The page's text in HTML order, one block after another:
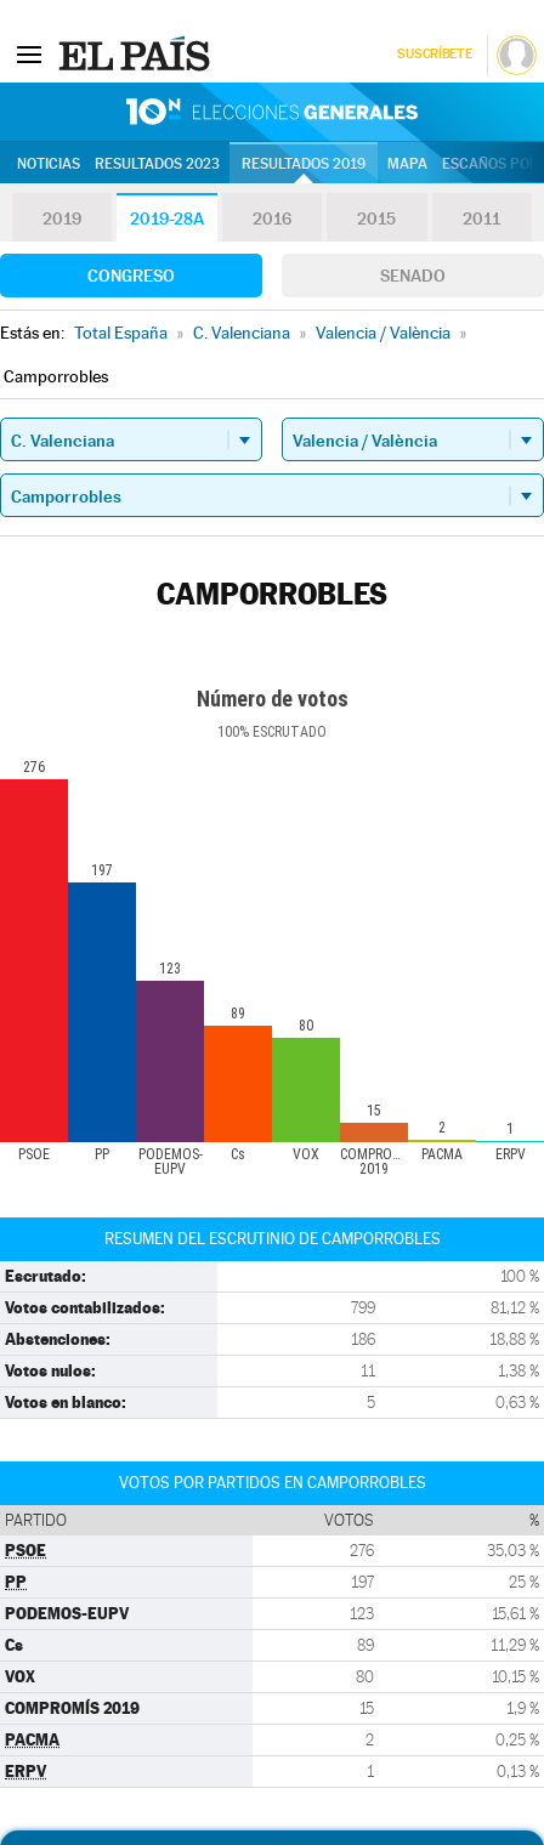
SUSCRÍBETE
NOTICIAS RESULTADOS 2023 RESULTADOS 2019 MAPA ESCAÑOS
2019 2019-28A 2016 2015 2011
CONGRESO SENADO
Estás en: Total España » C. Valenciana » Valencia / València »
Camporrobles
CAMPORROBLES
Número de votos
100% ESCRUTADO
PSOE PP
PODEMOS-
EUPV
Cs VOX
COMPROMÍS
2019
PACMA ERPV
276
197
123
89
80
15
2
1
RESUMEN DEL ESCRUTINIO DE CAMPORROBLES
Escrutado: 100 %
Votos contabilizados: 799 81,12 %
Abstenciones: 186 18,88 %
Votos nulos: 11 1,38 %
Votos en blanco: 5 0,63 %
VOTOS POR PARTIDOS EN CAMPORROBLES
PARTIDO VOTOS %
PSOE 276 35,03 %
PP 197 25 %
PODEMOS-EUPV 123 15,61 %
Cs 89 11,29 %
VOX 80 10,15 %
COMPROMÍS 2019 15 1,9 %
PACMA 2 0,25 %
ERPV 1 0,13 %